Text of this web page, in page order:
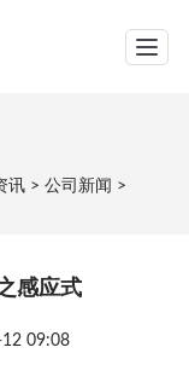
网站导航
讯> 公司新闻 >
感应式
09:08